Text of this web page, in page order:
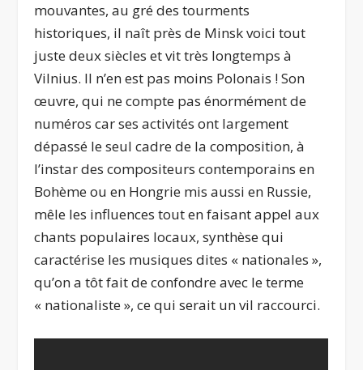
mouvantes, au gré des tourments
historiques, il naît près de Minsk voici tout
juste deux siècles et vit très longtemps à
Vilnius. Il n’en est pas moins Polonais ! Son
œuvre, qui ne compte pas énormément de
numéros car ses activités ont largement
dépassé le seul cadre de la composition, à
l’instar des compositeurs contemporains en
Bohème ou en Hongrie mis aussi en Russie,
mêle les influences tout en faisant appel aux
chants populaires locaux, synthèse qui
caractérise les musiques dites « nationales »,
qu’on a tôt fait de confondre avec le terme
« nationaliste », ce qui serait un vil raccourci.